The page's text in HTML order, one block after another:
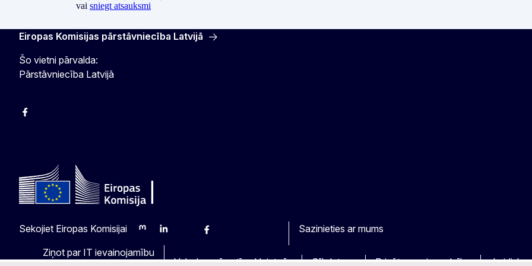
vai sniegt atsauksmi
Eiropas Komisijas pārstāvniecība Latvijā
Šo vietni pārvalda:
Pārstāvniecība Latvijā
Facebook
Sekojiet Eiropas Komisijai
MastodonLinkedInBlueskyFacebook
Sazinieties ar mums
Ziņot par IT ievainojamību
Valodas mūsu tīmekļvietnēs
Sīkdatnes Privātuma aizsardzība Juridisks